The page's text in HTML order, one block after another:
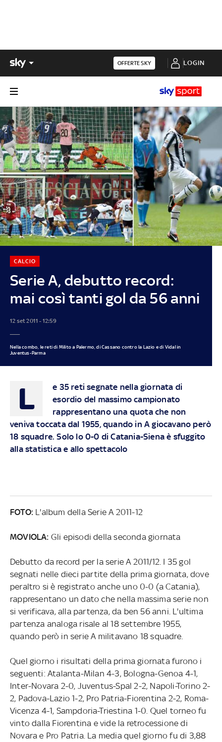
OFFERTE SKY LOGIN
Serie A, debutto record:
mai così tanti gol da 56 anni
CALCIO
12 set 2011 - 12:59
Nella combo, le reti di Milito a Palermo, di Cassano contro la Lazio e di Vidal in
Juventus-Parma
L
e 35 reti segnate nella giornata di
esordio del massimo campionato
rappresentano una quota che non
veniva toccata dal 1955, quando in A giocavano però
18 squadre. Solo lo 0-0 di Catania-Siena è sfuggito
alla statistica e allo spettacolo
FOTO:L'album della Serie A 2011-12
MOVIOLA: Gli episodi della seconda giornata
Debutto da record per la serie A 2011/12. I 35 gol
segnati nelle dieci partite della prima giornata, dove
peraltro si è registrato anche uno 0-0 (a Catania),
rappresentano un dato che nella massima serie non
si verificava, alla partenza, da ben 56 anni. L'ultima
partenza analoga risale al 18 settembre 1955,
quando però in serie A militavano 18 squadre.
Quel giorno i risultati della prima giornata furono i
seguenti: Atalanta-Milan 4-3, Bologna-Genoa 4-1,
Inter-Novara 2-0, Juventus-Spal 2-2, Napoli-Torino 2-
2, Padova-Lazio 1-2, Pro Patria-Fiorentina 2-2, Roma-
Vicenza 4-1, Sampdoria-Triestina 1-0. Quel torneo fu
vinto dalla Fiorentina e vide la retrocessione di
Novara e Pro Patria. La media quel giorno fu di 3,88